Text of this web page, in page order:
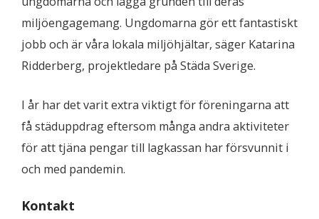
miljöengagemang. Ungdomarna gör ett fantastiskt
jobb och är våra lokala miljöhjältar, säger Katarina
Ridderberg, projektledare på Städa Sverige.
I år har det varit extra viktigt för föreningarna att
få städuppdrag eftersom många andra aktiviteter
för att tjäna pengar till lagkassan har försvunnit i
och med pandemin.
Kontakt